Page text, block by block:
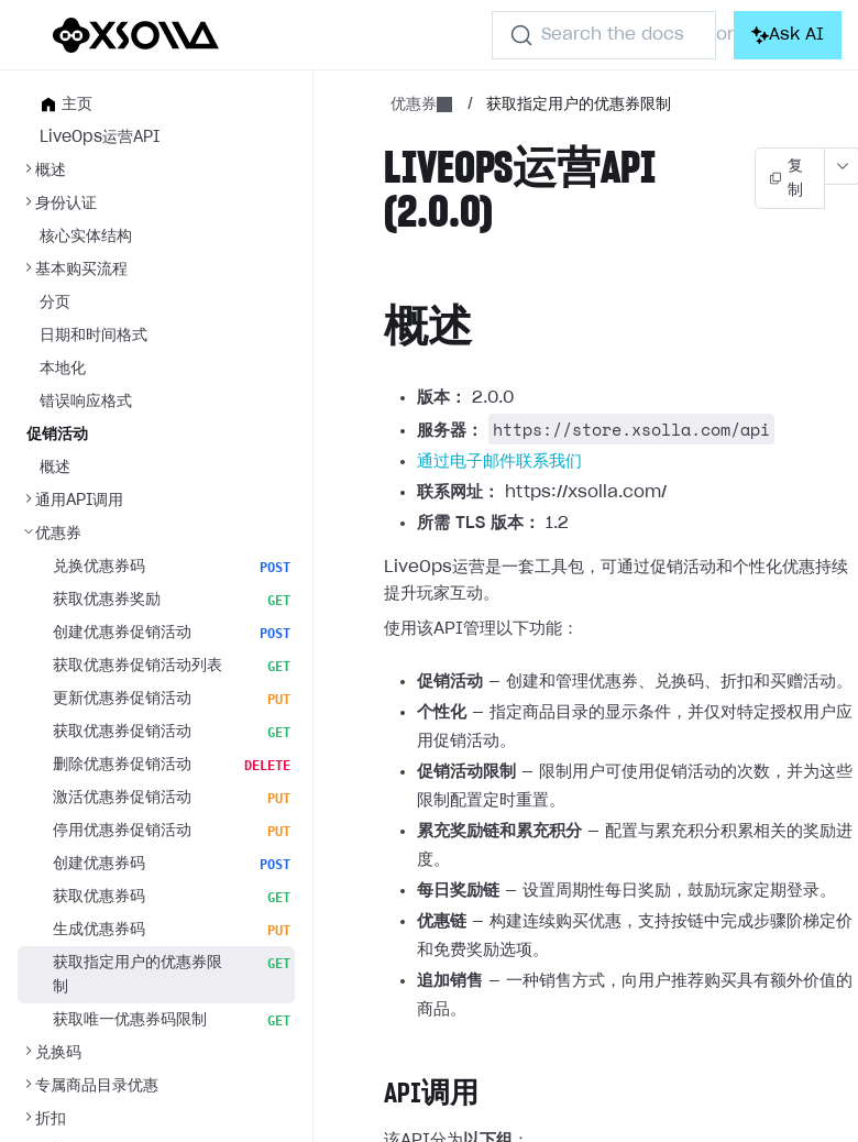
Search the docs or Ask AI
主页
LiveOps运营API
概述
身份认证
核心实体结构
基本购买流程
分页
日期和时间格式
本地化
错误响应格式
促销活动
概述
通用API调用
优惠券
兑换优惠券码 POST
获取优惠券奖励 GET
创建优惠券促销活动 POST
获取优惠券促销活动列表 GET
更新优惠券促销活动 PUT
获取优惠券促销活动 GET
删除优惠券促销活动 DELETE
激活优惠券促销活动 PUT
停用优惠券促销活动 PUT
创建优惠券码 POST
获取优惠券码 GET
生成优惠券码 PUT
获取指定用户的优惠券限
制
GET
获取唯一优惠券码限制 GET
兑换码
专属商品目录优惠
折扣
优惠券 / 获取指定用户的优惠券限制
LIVEOPS运营API
(2.0.0)
复
制
概述
版本：
2.0.0
服务器：
https://store.xsolla.com/api
通过电子邮件联系我们
联系网址：
https://xsolla.com/
所需 TLS 版本：
1.2
LiveOps运营是一套工具包，可通过促销活动和个性化优惠持续
提升玩家互动。
使用该API管理以下功能：
促销活动 — 创建和管理优惠券、兑换码、折扣和买赠活动。
个性化— 指定商品目录的显示条件，并仅对特定授权用户应
用促销活动。
促销活动限制 — 限制用户可使用促销活动的次数，并为这些
限制配置定时重置。
累充奖励链和累充积分 — 配置与累充积分积累相关的奖励进
度。
每日奖励链 — 设置周期性每日奖励，鼓励玩家定期登录。
优惠链 — 构建连续购买优惠，支持按链中完成步骤阶梯定价
和免费奖励选项。
追加销售 — 一种销售方式，向用户推荐购买具有额外价值的
商品。
API调用